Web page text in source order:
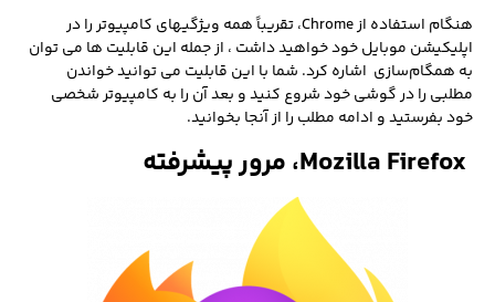
هنگام استفاده از Chrome، تقریباً همه ویژگی­های کامپیوتر را در
اپلیکیشن موبایل خود خواهید داشت ، از جمله این قابلیت ها می توان
به همگام‌سازی اشاره کرد. شما با این قابلیت می توانید خواندن
مطلبی را در گوشی خود شروع کنید و بعد آن را به کامپیوتر شخصی
خود بفرستید و ادامه مطلب را از آنجا بخوانید.
Mozilla Firefox، مرور پیشرفته